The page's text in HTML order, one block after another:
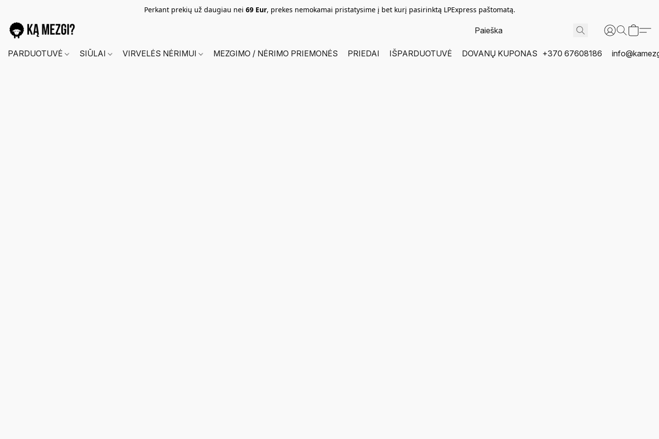
Perkant prekių už daugiau nei 69 Eur, prekes nemokamai pristatysime į bet kurį pasirinktą LPExpress paštomatą.
PARDUOTUVĖ SIŪLAI VIRVELĖS NĖRIMUI MEZGIMO / NĖRIMO PRIEMONĖS PRIEDAI IŠPARDUOTUVĖ DOVANŲ KUPONAS +370 67608186